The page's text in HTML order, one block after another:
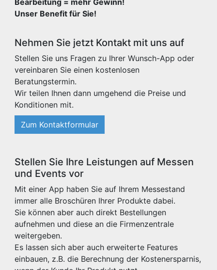
Bearbeitung = mehr Gewinn!
Unser Benefit für Sie!
Nehmen Sie jetzt Kontakt mit uns auf
Stellen Sie uns Fragen zu Ihrer Wunsch-App oder
vereinbaren Sie einen kostenlosen
Beratungstermin.
Wir teilen Ihnen dann umgehend die Preise und
Konditionen mit.
Zum Kontaktformular
Stellen Sie Ihre Leistungen auf Messen
und Events vor
Mit einer App haben Sie auf Ihrem Messestand
immer alle Broschüren Ihrer Produkte dabei.
Sie können aber auch direkt Bestellungen
aufnehmen und diese an die Firmenzentrale
weitergeben.
Es lassen sich aber auch erweiterte Features
einbauen, z.B. die Berechnung der Kostenersparnis,